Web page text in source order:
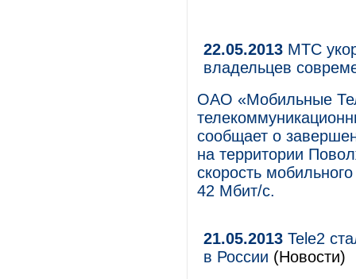
22.05.2013 МТС
владельцев
ОАО «Мобильные
сообщает о
на территории
скорость
42 Мбит/с.
21.05.2013 Tele2
в России (Новости)